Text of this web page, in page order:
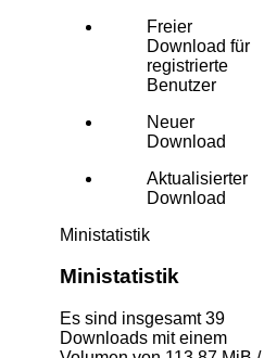
Freier
Download für
registrierte
Benutzer
Neuer
Download
Aktualisierter
Download
Ministatistik
Ministatistik
Es sind insgesamt 39
Downloads mit einem